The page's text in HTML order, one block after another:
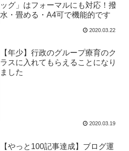
ッグ」はフォーマルにも対応！撥
水・畳める・A4可で機能的です
2020.03.22
【年少】行政のグループ療育のク
ラスに入れてもらえることになり
ました
2020.03.19
【やっと100記事達成】ブログ運